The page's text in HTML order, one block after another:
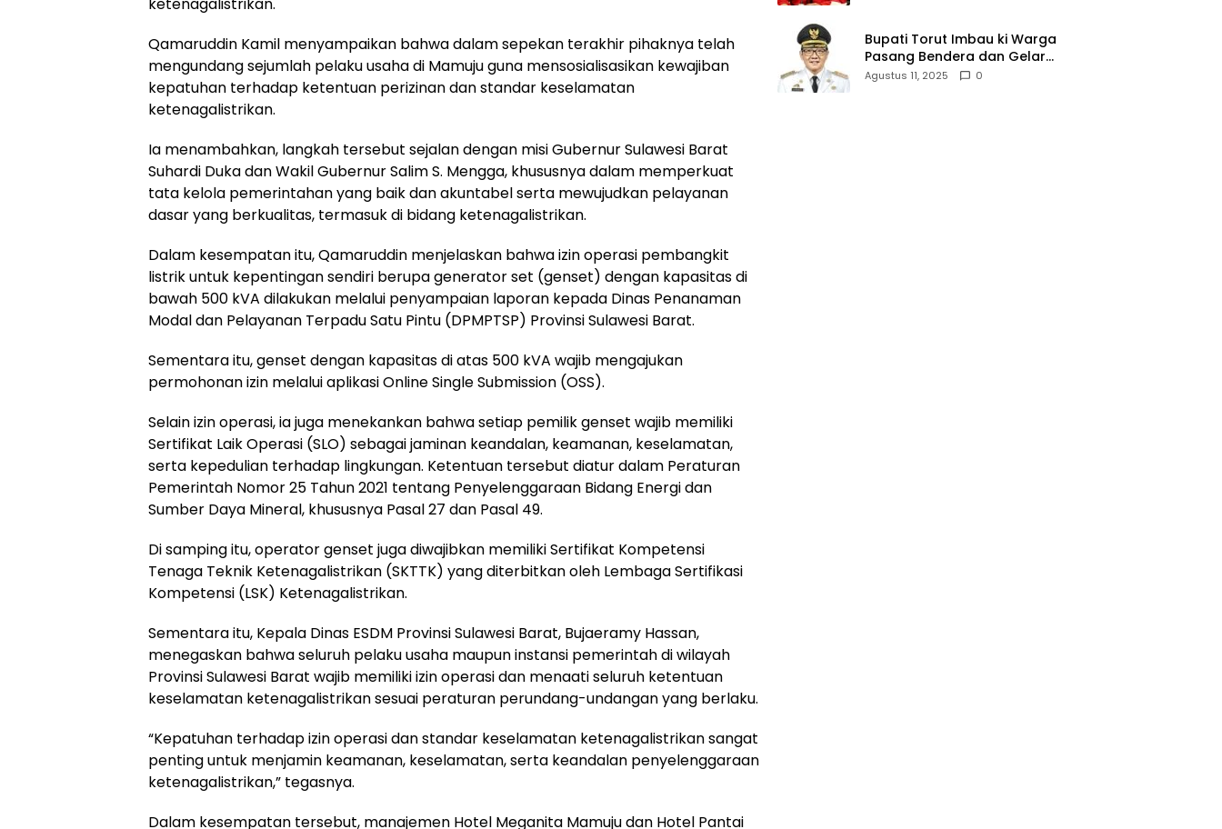
Qamaruddin Kamil menyampaikan bahwa dalam sepekan terakhir pihaknya telah
mengundang sejumlah pelaku usaha di Mamuju guna mensosialisasikan kewajiban
kepatuhan terhadap ketentuan perizinan dan standar keselamatan
ketenagalistrikan.
Ia menambahkan, langkah tersebut sejalan dengan misi Gubernur Sulawesi Barat
Suhardi Duka dan Wakil Gubernur Salim S. Mengga, khususnya dalam memperkuat
tata kelola pemerintahan yang baik dan akuntabel serta mewujudkan pelayanan
dasar yang berkualitas, termasuk di bidang ketenagalistrikan.
Dalam kesempatan itu, Qamaruddin menjelaskan bahwa izin operasi pembangkit
listrik untuk kepentingan sendiri berupa generator set (genset) dengan kapasitas di
bawah 500 kVA dilakukan melalui penyampaian laporan kepada Dinas Penanaman
Modal dan Pelayanan Terpadu Satu Pintu (DPMPTSP) Provinsi Sulawesi Barat.
Sementara itu, genset dengan kapasitas di atas 500 kVA wajib mengajukan
permohonan izin melalui aplikasi Online Single Submission (OSS).
Selain izin operasi, ia juga menekankan bahwa setiap pemilik genset wajib memiliki
Sertifikat Laik Operasi (SLO) sebagai jaminan keandalan, keamanan, keselamatan,
serta kepedulian terhadap lingkungan. Ketentuan tersebut diatur dalam Peraturan
Pemerintah Nomor 25 Tahun 2021 tentang Penyelenggaraan Bidang Energi dan
Sumber Daya Mineral, khususnya Pasal 27 dan Pasal 49.
Di samping itu, operator genset juga diwajibkan memiliki Sertifikat Kompetensi
Tenaga Teknik Ketenagalistrikan (SKTTK) yang diterbitkan oleh Lembaga Sertifikasi
Kompetensi (LSK) Ketenagalistrikan.
Sementara itu, Kepala Dinas ESDM Provinsi Sulawesi Barat, Bujaeramy Hassan,
menegaskan bahwa seluruh pelaku usaha maupun instansi pemerintah di wilayah
Provinsi Sulawesi Barat wajib memiliki izin operasi dan menaati seluruh ketentuan
keselamatan ketenagalistrikan sesuai peraturan perundang-undangan yang berlaku.
“Kepatuhan terhadap izin operasi dan standar keselamatan ketenagalistrikan sangat
penting untuk menjamin keamanan, keselamatan, serta keandalan penyelenggaraan
ketenagalistrikan,” tegasnya.
Dalam kesempatan tersebut, manajemen Hotel Meganita Mamuju dan Hotel Pantai
Bupati Torut Imbau ki Warga
Pasang Bendera dan Gelar
Lomba 17 Agustus
Agustus 11, 2025 0